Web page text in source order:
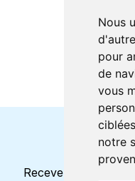
Nous
pour
de
vous
notre
Recevez toutes les